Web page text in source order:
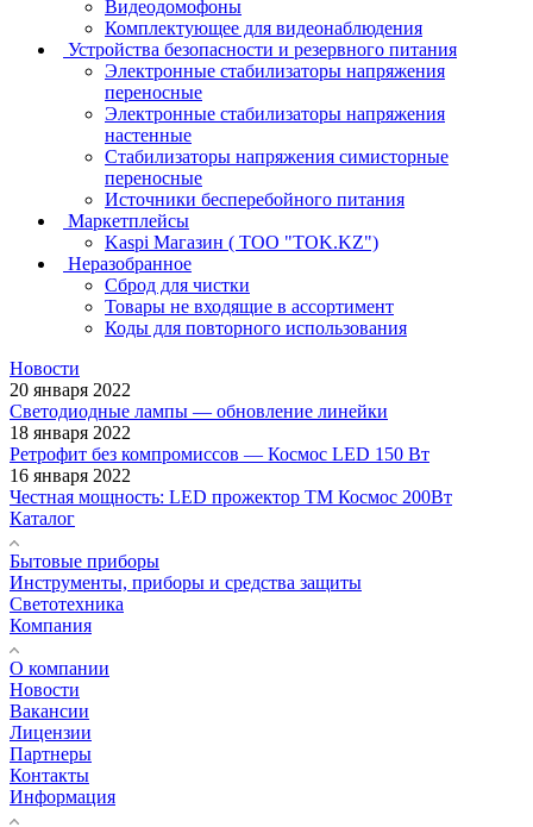
Видеодомофоны
Комплектующее для видеонаблюдения
Устройства безопасности и резервного питания
Электронные стабилизаторы напряжения
переносные
Электронные стабилизаторы напряжения
настенные
Стабилизаторы напряжения симисторные
переносные
Источники бесперебойного питания
Маркетплейсы
Kaspi Магазин ( ТОО "TOK.KZ")
Неразобранное
Сброд для чистки
Товары не входящие в ассортимент
Коды для повторного использования
Новости
20 января 2022
Светодиодные лампы — обновление линейки
18 января 2022
Ретрофит без компромиссов — Космос LED 150 Вт
16 января 2022
Честная мощность: LED прожектор ТМ Космос 200Вт
Каталог
Бытовые приборы
Инструменты, приборы и средства защиты
Светотехника
Компания
О компании
Новости
Вакансии
Лицензии
Партнеры
Контакты
Информация